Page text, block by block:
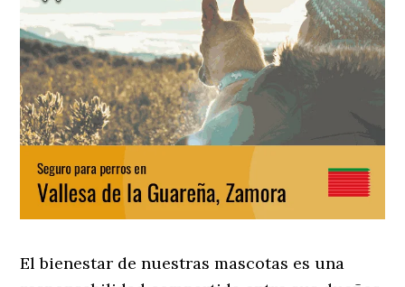
El bienestar de nuestras mascotas es una